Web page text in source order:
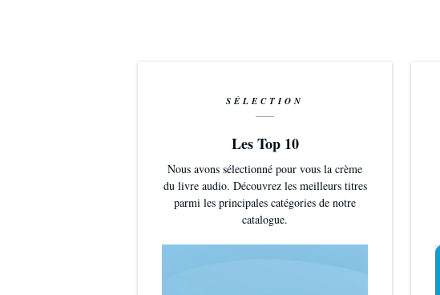
SÉLECTION
Les Top 10
Nous avons sélectionné pour vous la crème
du livre audio. Découvrez les meilleurs titres
parmi les principales catégories de notre
catalogue.